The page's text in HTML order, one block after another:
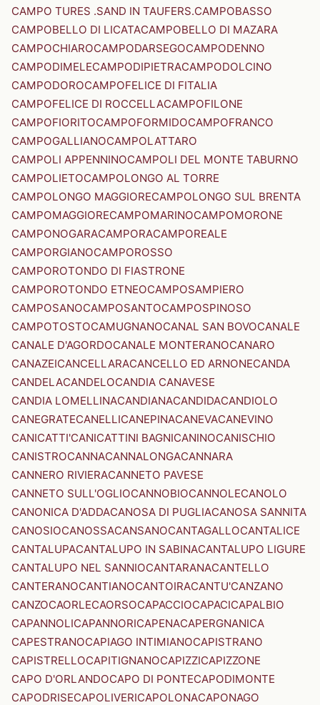
CAMPO TURES .SAND IN TAUFERS.CAMPOBASSO
CAMPOBELLO DI LICATACAMPOBELLO DI MAZARA
CAMPOCHIAROCAMPODARSEGOCAMPODENNO
CAMPODIMELECAMPODIPIETRACAMPODOLCINO
CAMPODOROCAMPOFELICE DI FITALIA
CAMPOFELICE DI ROCCELLACAMPOFILONE
CAMPOFIORITOCAMPOFORMIDOCAMPOFRANCO
CAMPOGALLIANOCAMPOLATTARO
CAMPOLI APPENNINOCAMPOLI DEL MONTE TABURNO
CAMPOLIETOCAMPOLONGO AL TORRE
CAMPOLONGO MAGGIORECAMPOLONGO SUL BRENTA
CAMPOMAGGIORECAMPOMARINOCAMPOMORONE
CAMPONOGARACAMPORACAMPOREALE
CAMPORGIANOCAMPOROSSO
CAMPOROTONDO DI FIASTRONE
CAMPOROTONDO ETNEOCAMPOSAMPIERO
CAMPOSANOCAMPOSANTOCAMPOSPINOSO
CAMPOTOSTOCAMUGNANOCANAL SAN BOVOCANALE
CANALE D'AGORDOCANALE MONTERANOCANARO
CANAZEICANCELLARACANCELLO ED ARNONECANDA
CANDELACANDELOCANDIA CANAVESE
CANDIA LOMELLINACANDIANACANDIDACANDIOLO
CANEGRATECANELLICANEPINACANEVACANEVINO
CANICATTI'CANICATTINI BAGNICANINOCANISCHIO
CANISTROCANNACANNALONGACANNARA
CANNERO RIVIERACANNETO PAVESE
CANNETO SULL'OGLIOCANNOBIOCANNOLECANOLO
CANONICA D'ADDACANOSA DI PUGLIACANOSA SANNITA
CANOSIOCANOSSACANSANOCANTAGALLOCANTALICE
CANTALUPACANTALUPO IN SABINACANTALUPO LIGURE
CANTALUPO NEL SANNIOCANTARANACANTELLO
CANTERANOCANTIANOCANTOIRACANTU'CANZANO
CANZOCAORLECAORSOCAPACCIOCAPACICAPALBIO
CAPANNOLICAPANNORICAPENACAPERGNANICA
CAPESTRANOCAPIAGO INTIMIANOCAPISTRANO
CAPISTRELLOCAPITIGNANOCAPIZZICAPIZZONE
CAPO D'ORLANDOCAPO DI PONTECAPODIMONTE
CAPODRISECAPOLIVERICAPOLONACAPONAGO